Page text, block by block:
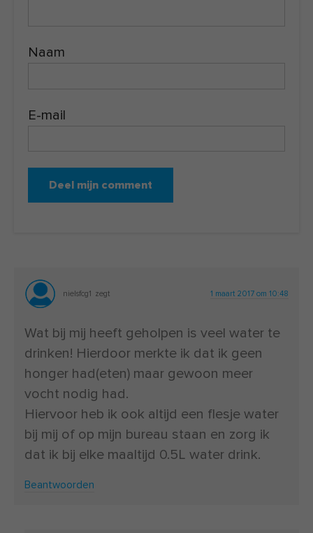
Naam
E-mail
nielsfcg1 zegt 1 maart 2017 om 10:48
Wat bij mij heeft geholpen is veel water te
drinken! Hierdoor merkte ik dat ik geen
honger had(eten) maar gewoon meer
vocht nodig had.
Hiervoor heb ik ook altijd een flesje water
bij mij of op mijn bureau staan en zorg ik
dat ik bij elke maaltijd 0.5L water drink.
Beantwoorden